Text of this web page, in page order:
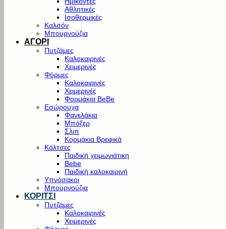
Αθλητικές
Ισοθερμικές
Καλσόν
Μπουρνούζια
ΑΓΟΡΙ
Πυτζάμες
Καλοκαιρινές
Χειμερινές
Φόρμες
Καλοκαιρινές
Χειμερινές
Φορμάκια BeBe
Εσώρουχα
Φανελάκια
Μπόξερ
Σλιπ
Κορμάκια Βρεφικά
Κάλτσες
Παιδική χειμωνιάτικη
Bebe
Παιδική καλοκαιρινή
Υπνόσακοι
Μπουρνούζια
ΚΟΡΙΤΣΙ
Πυτζάμες
Καλοκαιρινές
Χειμερινές